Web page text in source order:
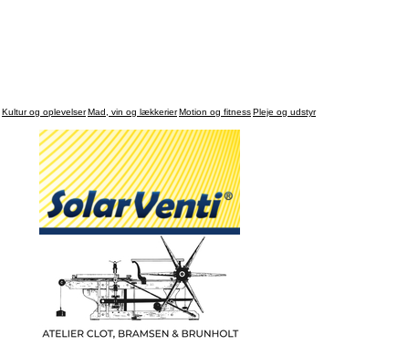
Kultur og oplevelserMad, vin og lækkerierMotion og fitnessPleje og udstyr